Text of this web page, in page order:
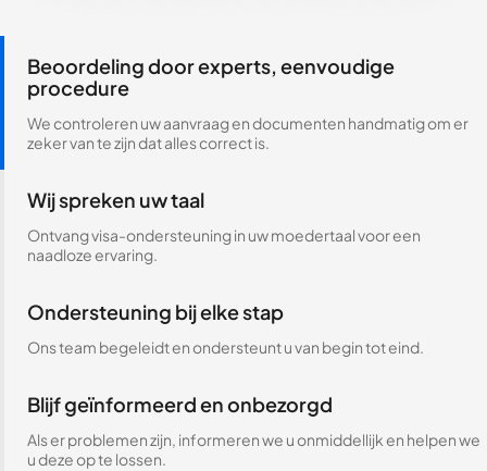
Beoordeling door experts, eenvoudige
procedure
We controleren uw aanvraag en documenten handmatig om er
zeker van te zijn dat alles correct is.
Wij spreken uw taal
Ontvang visa-ondersteuning in uw moedertaal voor een
naadloze ervaring.
Ondersteuning bij elke stap
Ons team begeleidt en ondersteunt u van begin tot eind.
Blijf geïnformeerd en onbezorgd
Als er problemen zijn, informeren we u onmiddellijk en helpen we
u deze op te lossen.